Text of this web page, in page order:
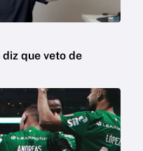
que veto de